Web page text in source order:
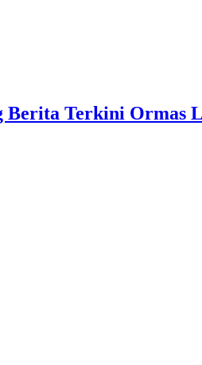
Berita Terkini Ormas